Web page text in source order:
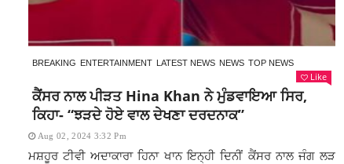
BREAKING ENTERTAINMENT LATEST NEWS NEWS TOP NEWS
Like
ਕੈਂਸਰ ਨਾਲ ਪੀੜਤ Hina Khan ਨੇ ਮੁੰਡਵਾਇਆ ਸਿਰ,
ਕਿਹਾ- “ਝੜਦੇ ਹੋਏ ਵਾਲ ਦੇਖਣਾ ਦਰਦਨਾਕ”
Aug 02, 2024 3:32 Pm
ਮਸ਼ਹੂਰ ਟੀਵੀ ਅਦਾਕਾਰਾ ਹਿਨਾ ਖਾਨ ਇਨ੍ਹੀ ਦਿਨੀਂ ਕੈਂਸਰ ਨਾਲ ਜੰਗ ਲੜ